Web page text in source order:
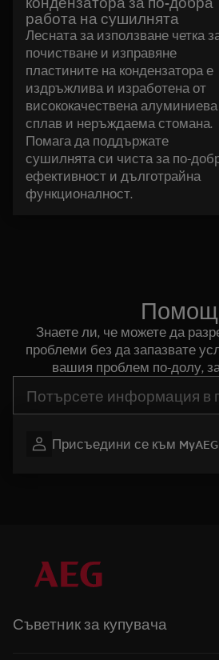
работа на сушилнята
Лесната за използване четка
почистване и изправяне
пластините на кондензатора е
издръжлива и изработена от
висококачествена алуминиева
сплав и неръждаема стомана.
Помага да поддържате
сушилнята си чиста за по-
ефективност и дълготрайна
функционалност.
Помощ
Знаете ли, че можете да
проблеми без да запазвате
вашия проблем по-долу,
Присъедини се към MyAEG
Съветник за купувача